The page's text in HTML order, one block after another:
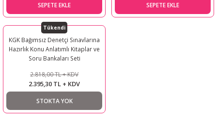
SEPETE EKLE SEPETE EKLE
Tükendi
KGK Bağımsız Denetçi Sınavlarına
Hazırlık Konu Anlatımlı Kitaplar ve
Soru Bankaları Seti
2.818,00 TL + KDV
2.395,30 TL + KDV
STOKTA YOK